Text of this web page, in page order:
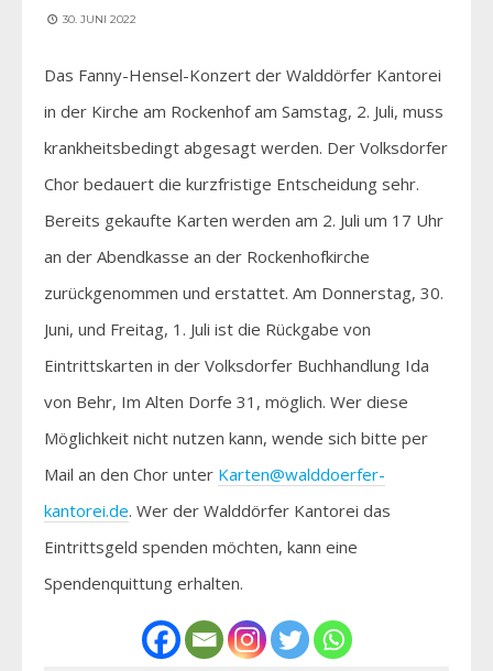
30. JUNI 2022
Das Fanny-Hensel-Konzert der Walddörfer Kantorei
in der Kirche am Rockenhof am Samstag, 2. Juli, muss
krankheitsbedingt abgesagt werden. Der Volksdorfer
Chor bedauert die kurzfristige Entscheidung sehr.
Bereits gekaufte Karten werden am 2. Juli um 17 Uhr
an der Abendkasse an der Rockenhofkirche
zurückgenommen und erstattet. Am Donnerstag, 30.
Juni, und Freitag, 1. Juli ist die Rückgabe von
Eintrittskarten in der Volksdorfer Buchhandlung Ida
von Behr, Im Alten Dorfe 31, möglich. Wer diese
Möglichkeit nicht nutzen kann, wende sich bitte per
Mail an den Chor unter Karten@walddoerfer-
kantorei.de. Wer der Walddörfer Kantorei das
Eintrittsgeld spenden möchten, kann eine
Spendenquittung erhalten.